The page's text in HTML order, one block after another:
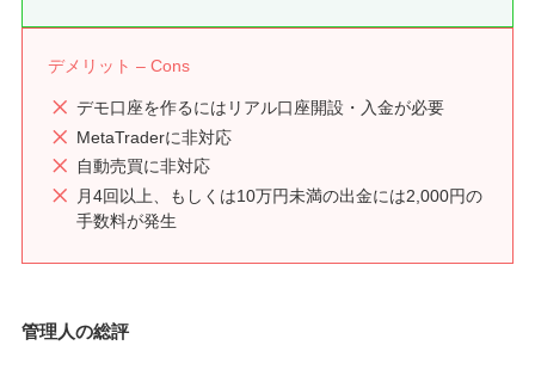
デメリット – Cons
デモ口座を作るにはリアル口座開設・入金が必要
MetaTraderに非対応
自動売買に非対応
月4回以上、もしくは10万円未満の出金には2,000円の
手数料が発生
管理人の総評